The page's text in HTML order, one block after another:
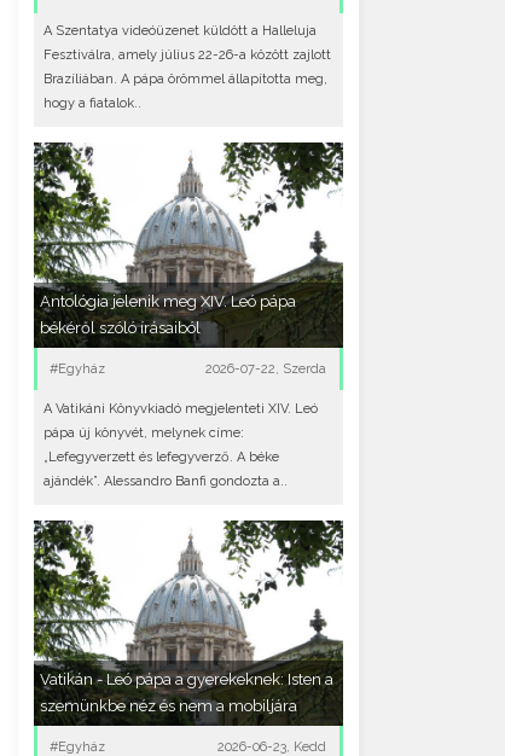
A Szentatya videóüzenet küldött a Halleluja
Fesztiválra, amely július 22-26-a között zajlott
Brazíliában. A pápa örömmel állapította meg,
hogy a fiatalok..
Antológia jelenik meg XIV. Leó pápa
békéről szóló írásaiból
#Egyház 2026-07-22, Szerda
A Vatikáni Könyvkiadó megjelenteti XIV. Leó
pápa új könyvét, melynek címe:
„Lefegyverzett és lefegyverző. A béke
ajándék”. Alessandro Banfi gondozta a..
Vatikán - Leó pápa a gyerekeknek: Isten a
szemünkbe néz és nem a mobiljára
#Egyház 2026-06-23, Kedd